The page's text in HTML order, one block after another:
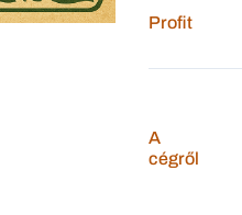
Profit
A
cégről